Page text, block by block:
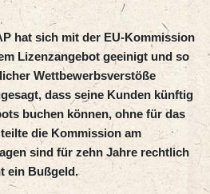
hat sich mit der EU-Kommission
Lizenzangebot geeinigt und so
Wettbewerbsverstöße
dass seine Kunden künftig
buchen können, ohne für das
die Kommission am
sind für zehn Jahre rechtlich
ein Bußgeld.